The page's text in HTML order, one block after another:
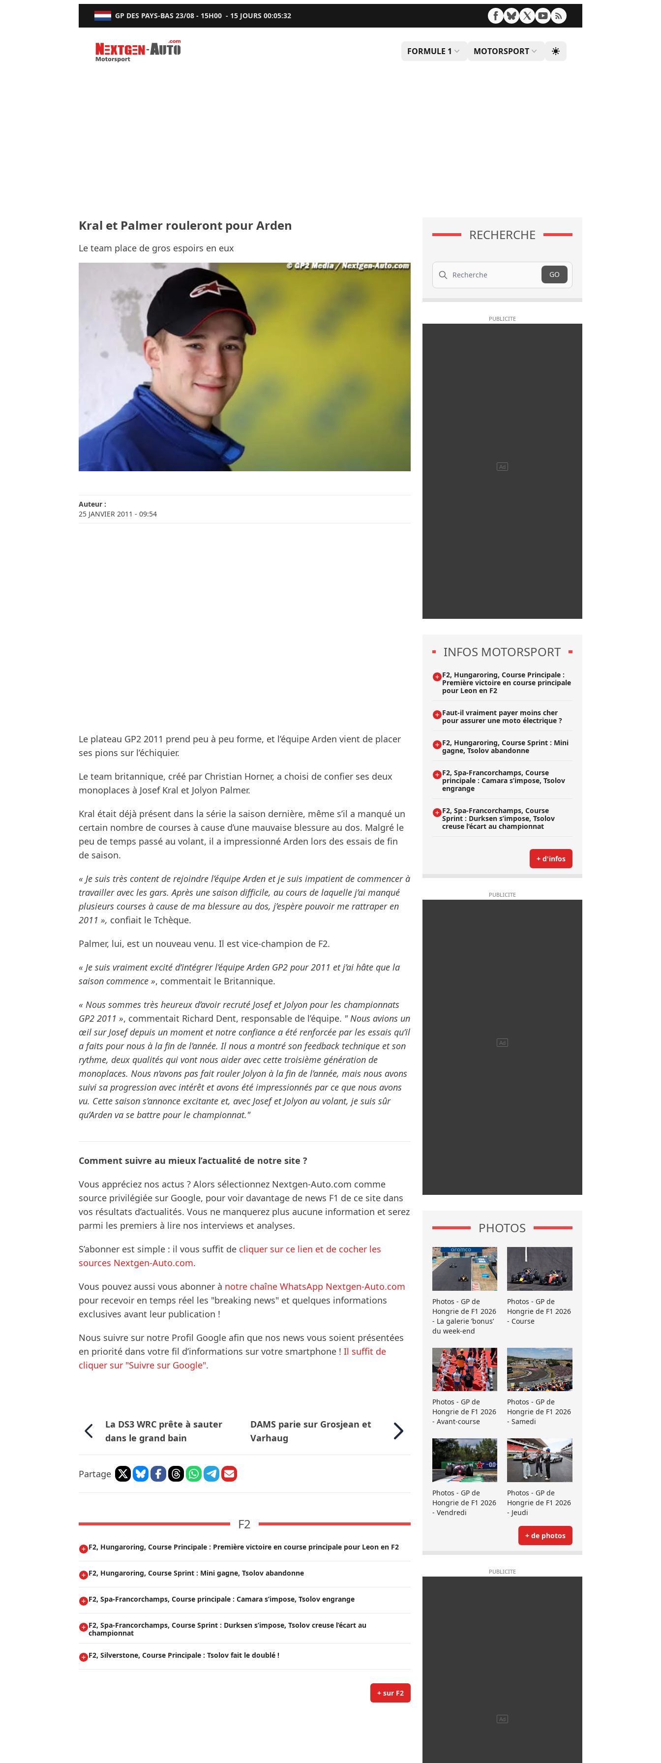
GP DES PAYS-BAS 23/08 - 15H00 - 15 JOURS00:05:31
Nextgen-Auto.com
FORMULE 1 MOTORSPORT
Kral et Palmer rouleront pour Arden
Le team place de gros espoirs en eux
Auteur :
25 JANVIER 2011 - 09:54
Le plateau GP2 2011 prend peu à peu forme, et l’équipe Arden vient de placer
ses pions sur l’échiquier.
Le team britannique, créé par Christian Horner, a choisi de confier ses deux
monoplaces à Josef Kral et Jolyon Palmer.
Kral était déjà présent dans la série la saison dernière, même s’il a manqué un
certain nombre de courses à cause d’une mauvaise blessure au dos. Malgré le
peu de temps passé au volant, il a impressionné Arden lors des essais de fin
de saison.
« Je suis très content de rejoindre l’équipe Arden et je suis impatient de commencer à
travailler avec les gars. Après une saison difficile, au cours de laquelle j’ai manqué
plusieurs courses à cause de ma blessure au dos, j’espère pouvoir me rattraper en
2011 », confiait le Tchèque.
Palmer, lui, est un nouveau venu. Il est vice-champion de F2.
« Je suis vraiment excité d’intégrer l’équipe Arden GP2 pour 2011 et j’ai hâte que la
saison commence », commentait le Britannique.
« Nous sommes très heureux d’avoir recruté Josef et Jolyon pour les championnats
GP2 2011 », commentait Richard Dent, responsable de l’équipe. " Nous avions un
œil sur Josef depuis un moment et notre confiance a été renforcée par les essais qu’il
a faits pour nous à la fin de l’année. Il nous a montré son feedback technique et son
rythme, deux qualités qui vont nous aider avec cette troisième génération de
monoplaces. Nous n’avons pas fait rouler Jolyon à la fin de l’année, mais nous avons
suivi sa progression avec intérêt et avons été impressionnés par ce que nous avons
vu. Cette saison s’annonce excitante et, avec Josef et Jolyon au volant, je suis sûr
qu’Arden va se battre pour le championnat."
Comment suivre au mieux l’actualité de notre site ?
Vous appréciez nos actus ? Alors sélectionnez Nextgen-Auto.com comme
source privilégiée sur Google, pour voir davantage de news F1 de ce site dans
vos résultats d’actualités. Vous ne manquerez plus aucune information et serez
parmi les premiers à lire nos interviews et analyses.
S’abonner est simple : il vous suffit de cliquer sur ce lien et de cocher les
sources Nextgen-Auto.com.
Vous pouvez aussi vous abonner à notre chaîne WhatsApp Nextgen-Auto.com
pour recevoir en temps réel les "breaking news" et quelques informations
exclusives avant leur publication !
Nous suivre sur notre Profil Google afin que nos news vous soient présentées
en priorité dans votre fil d’informations sur votre smartphone ! Il suffit de
cliquer sur "Suivre sur Google".
La DS3 WRC prête à sauter
dans le grand bain
DAMS parie sur Grosjean et
Varhaug
Partage
F2
F2, Hungaroring, Course Principale : Première victoire en course principale pour Leon en F2
F2, Hungaroring, Course Sprint : Mini gagne, Tsolov abandonne
F2, Spa-Francorchamps, Course principale : Camara s’impose, Tsolov engrange
F2, Spa-Francorchamps, Course Sprint : Durksen s’impose, Tsolov creuse l’écart au
championnat
F2, Silverstone, Course Principale : Tsolov fait le doublé !
+ sur F2
RECHERCHE
Recherche
GO
INFOS MOTORSPORT
F2, Hungaroring, Course Principale :
Première victoire en course principale
pour Leon en F2
Faut-il vraiment payer moins cher
pour assurer une moto électrique ?
F2, Hungaroring, Course Sprint : Mini
gagne, Tsolov abandonne
F2, Spa-Francorchamps, Course
principale : Camara s’impose, Tsolov
engrange
F2, Spa-Francorchamps, Course
Sprint : Durksen s’impose, Tsolov
creuse l’écart au championnat
+ d'infos
PHOTOS
Photos - GP de
Hongrie de F1 2026
- La galerie ’bonus’
du week-end
Photos - GP de
Hongrie de F1 2026
- Course
Photos - GP de
Hongrie de F1 2026
- Avant-course
Photos - GP de
Hongrie de F1 2026
- Samedi
Photos - GP de
Hongrie de F1 2026
- Vendredi
Photos - GP de
Hongrie de F1 2026
- Jeudi
+ de photos